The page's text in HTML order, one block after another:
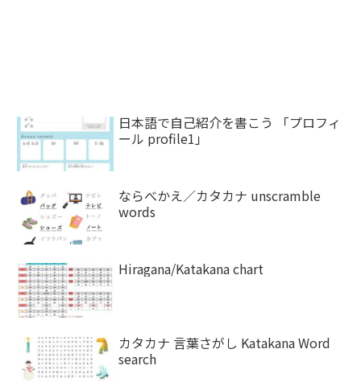
日本語で自己紹介を書こう 「プロフィ
ール profile1」
ならべかえ／カタカナ unscramble
words
Hiragana/Katakana chart
カタカナ 言葉さがし Katakana Word
search